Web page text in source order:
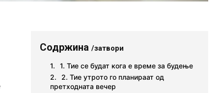
Содржина/затвори
1. Тие се будат кога е време за будење
2. Тие утрото го планираат од
претходната вечер